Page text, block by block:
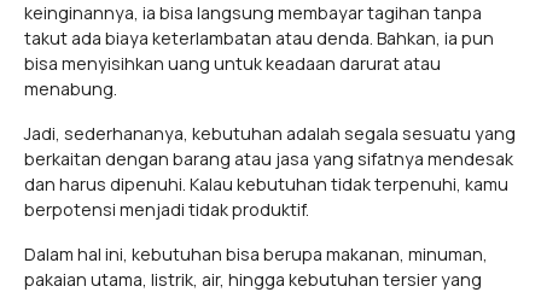
keinginannya, ia bisa langsung membayar tagihan tanpa
takut ada biaya keterlambatan atau denda. Bahkan, ia pun
bisa menyisihkan uang untuk keadaan darurat atau
menabung.
Jadi, sederhananya, kebutuhan adalah segala sesuatu yang
berkaitan dengan barang atau jasa yang sifatnya mendesak
dan harus dipenuhi. Kalau kebutuhan tidak terpenuhi, kamu
berpotensi menjadi tidak produktif.
Dalam hal ini, kebutuhan bisa berupa makanan, minuman,
pakaian utama, listrik, air, hingga kebutuhan tersier yang